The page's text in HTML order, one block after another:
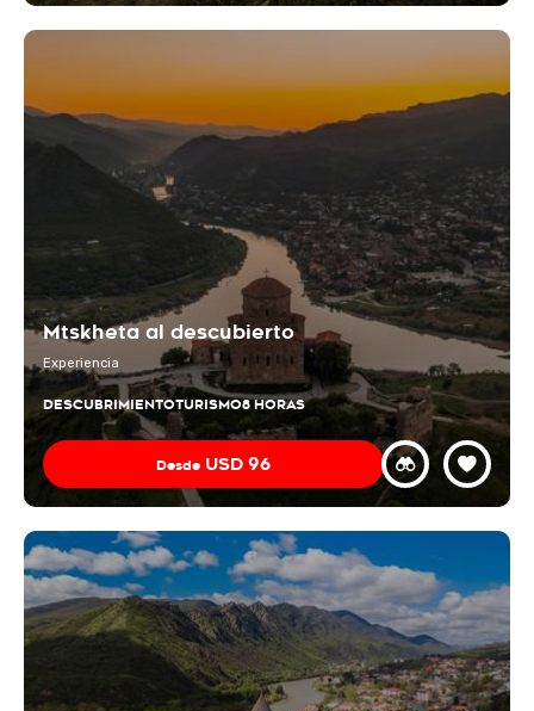
Mtskheta al descubierto
Experiencia
DESCUBRIMIENTOTURISMO8 HORAS
Desde USD 96